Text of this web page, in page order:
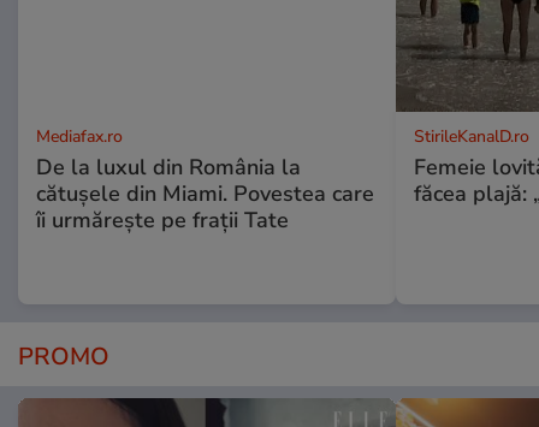
Mediafax.ro
De la luxul din România la
cătușele din Miami. Povestea care
îi urmărește pe frații Tate
StirileKanalD.ro
Femeie
făcea plajă:
PROMO